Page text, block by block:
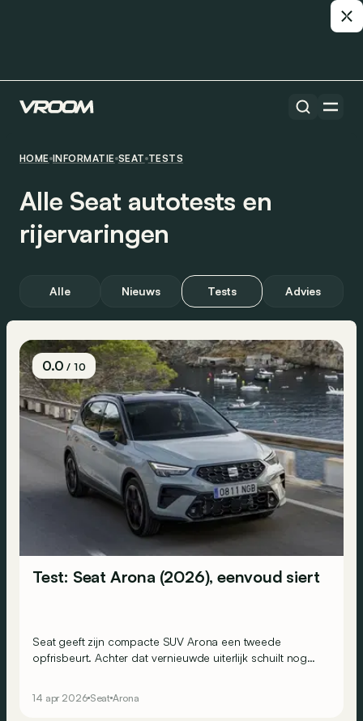
HOME INFORMATIE SEAT TESTS
Alle Seat autotests en
rijervaringen
Alle Nieuws Tests Advies
0.0/ 10
Test: Seat Arona (2026), eenvoud siert
Seat geeft zijn compacte SUV Arona een tweede
opfrisbeurt. Achter dat vernieuwde uiterlijk schuilt nog
meer?
14 apr 2026 Seat Arona